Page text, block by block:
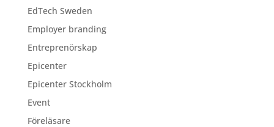
EdTech Sweden
Employer branding
Entreprenörskap
Epicenter
Epicenter Stockholm
Event
Föreläsare